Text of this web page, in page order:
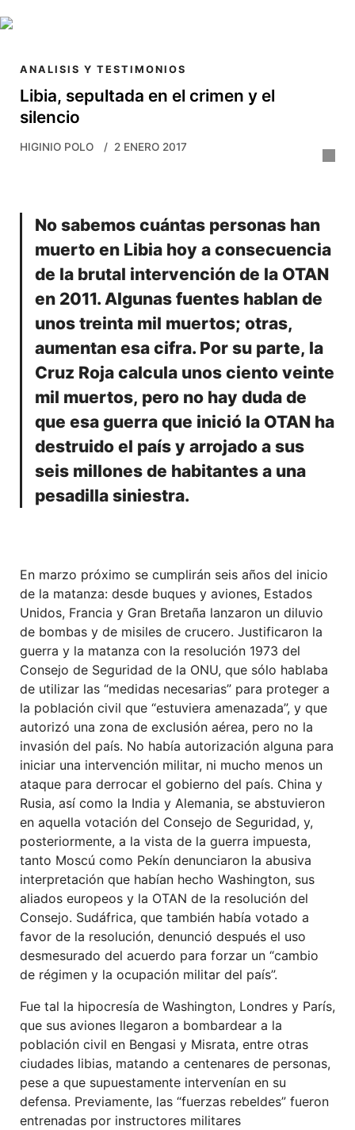
Libia, sepultada en el crimen y el
silencio
HIGINIO POLO 2 ENERO 2017
No sabemos cuántas personas han
muerto en Libia hoy a consecuencia
de la brutal intervención de la OTAN
en 2011. Algunas fuentes hablan de
unos treinta mil muertos; otras,
aumentan esa cifra. Por su parte, la
Cruz Roja calcula unos ciento veinte
mil muertos, pero no hay duda de
que esa guerra que inició la OTAN ha
destruido el país y arrojado a sus
seis millones de habitantes a una
pesadilla siniestra.
En marzo próximo se cumplirán seis años del inicio
de la matanza: desde buques y aviones, Estados
Unidos, Francia y Gran Bretaña lanzaron un diluvio
de bombas y de misiles de crucero. Justificaron la
guerra y la matanza con la resolución 1973 del
Consejo de Seguridad de la ONU, que sólo hablaba
de utilizar las “medidas necesarias” para proteger a
la población civil que “estuviera amenazada”, y que
autorizó una zona de exclusión aérea, pero no la
invasión del país. No había autorización alguna para
iniciar una intervención militar, ni mucho menos un
ataque para derrocar el gobierno del país. China y
Rusia, así como la India y Alemania, se abstuvieron
en aquella votación del Consejo de Seguridad, y,
posteriormente, a la vista de la guerra impuesta,
tanto Moscú como Pekín denunciaron la abusiva
interpretación que habían hecho Washington, sus
aliados europeos y la OTAN de la resolución del
Consejo. Sudáfrica, que también había votado a
favor de la resolución, denunció después el uso
desmesurado del acuerdo para forzar un “cambio
de régimen y la ocupación militar del país”.
Fue tal la hipocresía de Washington, Londres y París,
que sus aviones llegaron a bombardear a la
población civil en Bengasi y Misrata, entre otras
ciudades libias, matando a centenares de personas,
pese a que supuestamente intervenían en su
defensa. Previamente, las “fuerzas rebeldes” fueron
entrenadas por instructores militares
ANALISIS Y TESTIMONIOS